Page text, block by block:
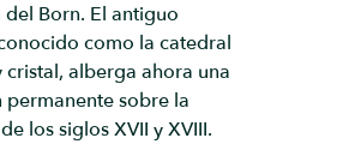
Born. El antiguo
como la catedral
alberga ahora una
permanente sobre la
los siglos XVII y XVIII.